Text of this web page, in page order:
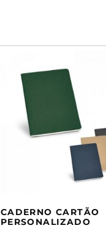
CADERNO CARTÃO
PERSONALIZADO